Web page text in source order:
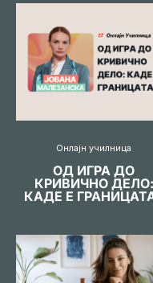
Онлајн училница
ОД ИГРА ДО
КРИВИЧНО ДЕЛО:
КАДЕ Е